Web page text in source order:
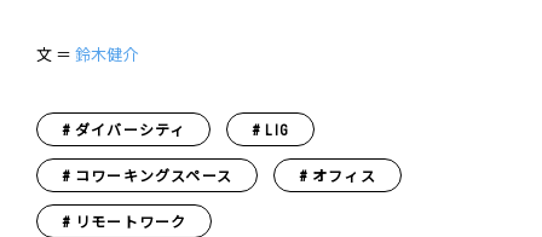
文 ＝ 鈴木健介
ダイバーシティ LIG
コワーキングスペース オフィス
リモートワーク